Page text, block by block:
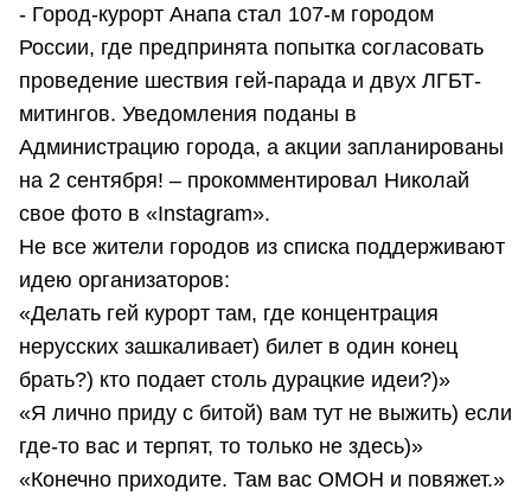
- Город-курорт Анапа стал 107-м городом
России, где предпринята попытка согласовать
проведение шествия гей-парада и двух ЛГБТ-
митингов. Уведомления поданы в
Администрацию города, а акции запланированы
на 2 сентября! – прокомментировал Николай
свое фото в «Instagram».
Не все жители городов из списка поддерживают
идею организаторов:
«Делать гей курорт там, где концентрация
нерусских зашкаливает) билет в один конец
брать?) кто подает столь дурацкие идеи?)»
«Я лично приду с битой) вам тут не выжить) если
где-то вас и терпят, то только не здесь)»
«Конечно приходите. Там вас ОМОН и повяжет.»